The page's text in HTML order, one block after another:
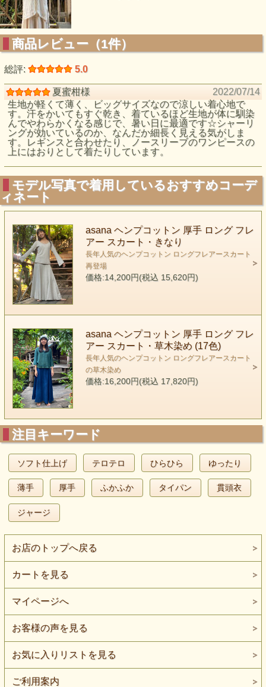
商品レビュー（1件）
総評: 5.0
夏蜜柑様
2022/07/14
生地が軽くて薄く、ビッグサイズなので涼しい着心地で
す。汗をかいてもすぐ乾き、着ているほど生地が体に馴染
んでやわらかくなる感じで、暑い日に最適です☆シャーリ
ングが効いているのか、なんだか細長く見える気がしま
す。レギンスと合わせたり、ノースリーブのワンピースの
上にはおりとして着たりしています。
モデル写真で着用しているおすすめコーデ
ィネート
asana ヘンプコットン 厚手 ロング フレ
アー スカート・きなり
長年人気のヘンプコットン ロングフレアースカート
再登場
価格:14,200円(税込 15,620円)
asana ヘンプコットン 厚手 ロング フレ
アー スカート・草木染め (17色)
長年人気のヘンプコットン ロングフレアースカート
の草木染め
価格:16,200円(税込 17,820円)
注目キーワード
ソフト仕上げ テロテロ ひらひら ゆったり
薄手 厚手 ふかふか タイパン 貫頭衣
ジャージ
お店のトップへ戻る
カートを見る
マイページへ
お客様の声を見る
お気に入りリストを見る
ご利用案内